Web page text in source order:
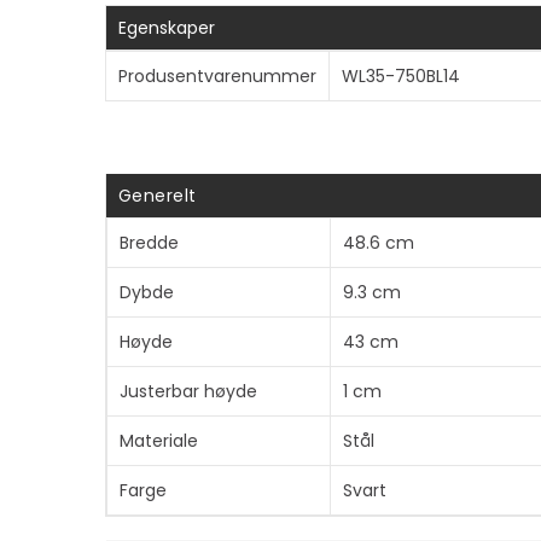
Egenskaper
Produsentvarenummer
WL35-750BL14
Generelt
Bredde
48.6 cm
Dybde 9.3 cm
Høyde 43 cm
Justerbar høyde 1 cm
Materiale Stål
Farge Svart